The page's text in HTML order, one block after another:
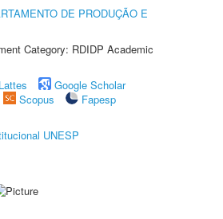
DE PRODUÇÃO E
Category: RDIDP Academic
Google Scholar
Scopus
Fapesp
UNESP